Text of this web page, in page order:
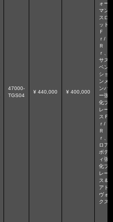
47000-
TGS04
¥ 440,000 ¥ 400,000
ォー
マン
スロ
ッド
Ｆ
ｒ/
Ｒ
ｒ、
サス
ペン
ショ
ンメ
ンバ
ー強
化ブ
レー
スＦ
ｒ/
Ｒ
ｒ、
ロア
ボデ
ィ強
化ブ
レー
ス＆
アド
ヴォ
クス